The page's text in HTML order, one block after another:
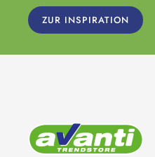
ZUR INSPIRATION